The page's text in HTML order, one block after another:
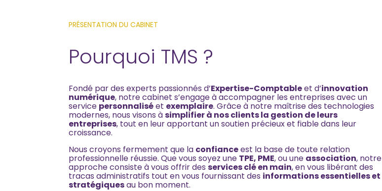
PRÉSENTATION DU CABINET
Pourquoi TMS ?
Fondé par des experts passionnés d’Expertise-Comptableet d’innovation
numérique, notre cabinet s’engage à accompagner les entreprises avec un
service personnaliséet exemplaire. Grâce à notre maîtrise des technologies
modernes, nous visons àsimplifier à nos clients la gestion de leurs
entreprises, tout en leur apportant un soutien précieux et fiable dans leur
croissance.
Nous croyons fermement que la confianceest la base de toute relation
professionnelle réussie. Que vous soyez une TPE, PME, ou une association, notre
approche consiste à vous offrir desservices clé en main, en vous libérant des
tracas administratifs tout en vous fournissant des informations essentielles et
stratégiquesau bon moment.